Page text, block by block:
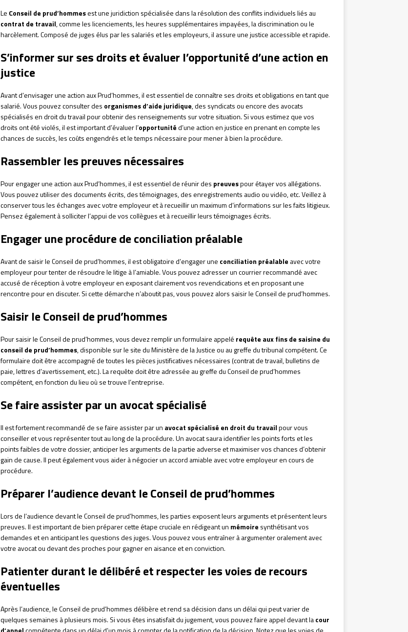
Le Conseil de prud’hommesest une juridiction spécialisée dans la résolution des conflits individuels liés au
contrat de travail, comme les licenciements, les heures supplémentaires impayées, la discrimination ou le
harcèlement. Composé de juges élus par les salariés et les employeurs, il assure une justice accessible et rapide.
S’informer sur ses droits et évaluer l’opportunité d’une action en
justice
Avant d’envisager une action aux Prud’hommes, il est essentiel de connaître ses droits et obligations en tant que
salarié. Vous pouvez consulter des organismes d’aide juridique, des syndicats ou encore des avocats
spécialisés en droit du travail pour obtenir des renseignements sur votre situation. Si vous estimez que vos
droits ont été violés, il est important d’évaluer l’opportunitéd’une action en justice en prenant en compte les
chances de succès, les coûts engendrés et le temps nécessaire pour mener à bien la procédure.
Rassembler les preuves nécessaires
Pour engager une action aux Prud’hommes, il est essentiel de réunir des preuvespour étayer vos allégations.
Vous pouvez utiliser des documents écrits, des témoignages, des enregistrements audio ou vidéo, etc. Veillez à
conserver tous les échanges avec votre employeur et à recueillir un maximum d’informations sur les faits litigieux.
Pensez également à solliciter l’appui de vos collègues et à recueillir leurs témoignages écrits.
Engager une procédure de conciliation préalable
Avant de saisir le Conseil de prud’hommes, il est obligatoire d’engager une conciliation préalable avec votre
employeur pour tenter de résoudre le litige à l’amiable. Vous pouvez adresser un courrier recommandé avec
accusé de réception à votre employeur en exposant clairement vos revendications et en proposant une
rencontre pour en discuter. Si cette démarche n’aboutit pas, vous pouvez alors saisir le Conseil de prud’hommes.
Saisir le Conseil de prud’hommes
Pour saisir le Conseil de prud’hommes, vous devez remplir un formulaire appelé requête aux fins de saisine du
conseil de prud’hommes, disponible sur le site du Ministère de la Justice ou au greffe du tribunal compétent. Ce
formulaire doit être accompagné de toutes les pièces justificatives nécessaires (contrat de travail, bulletins de
paie, lettres d’avertissement, etc.). La requête doit être adressée au greffe du Conseil de prud’hommes
compétent, en fonction du lieu où se trouve l’entreprise.
Se faire assister par un avocat spécialisé
Il est fortement recommandé de se faire assister par un avocat spécialisé en droit du travailpour vous
conseiller et vous représenter tout au long de la procédure. Un avocat saura identifier les points forts et les
points faibles de votre dossier, anticiper les arguments de la partie adverse et maximiser vos chances d’obtenir
gain de cause. Il peut également vous aider à négocier un accord amiable avec votre employeur en cours de
procédure.
Préparer l’audience devant le Conseil de prud’hommes
Lors de l’audience devant le Conseil de prud’hommes, les parties exposent leurs arguments et présentent leurs
preuves. Il est important de bien préparer cette étape cruciale en rédigeant un mémoire synthétisant vos
demandes et en anticipant les questions des juges. Vous pouvez vous entraîner à argumenter oralement avec
votre avocat ou devant des proches pour gagner en aisance et en conviction.
Patienter durant le délibéré et respecter les voies de recours
éventuelles
Après l’audience, le Conseil de prud’hommes délibère et rend sa décision dans un délai qui peut varier de
quelques semaines à plusieurs mois. Si vous êtes insatisfait du jugement, vous pouvez faire appel devant lacour